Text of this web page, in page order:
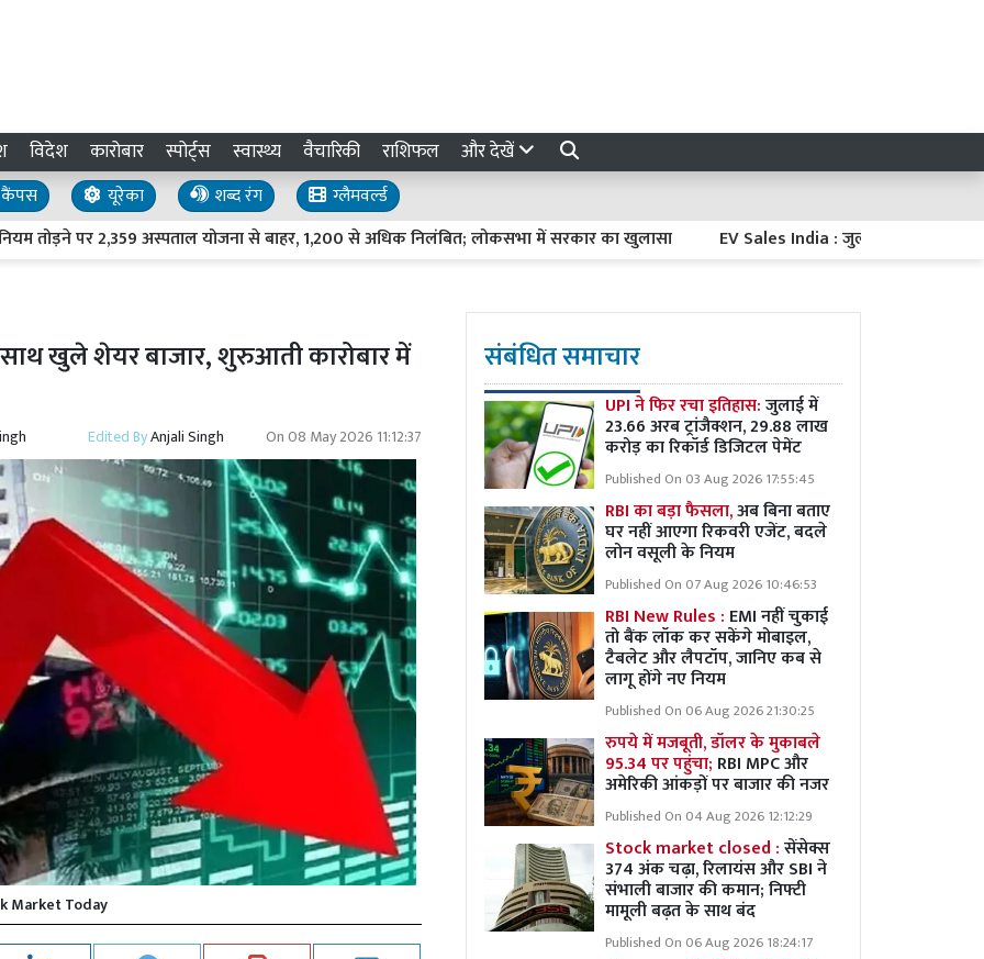
विदेश कारोबार स्पोर्ट्स स्वास्थ्य वैचारिकी राशिफल और देखें
यूरेका शब्द रंग
ग्लैमवर्ल्ड
पर 2,359 अस्पताल योजना से बाहर, 1,200 से अधिक निलंबित; लोकसभा में सरकार का खुलासा
EV Sales India : जुलाई 2026 में 3.27 लाख
खुले शेयर बाजार, शुरुआती कारोबार में
Edited ByAnjali Singh On08 May 2026 11:12:37
Market Today
संबंधित समाचार
UPI ने फिर रचा इतिहास:जुलाई में
23.66 अरब ट्रांजैक्शन, 29.88 लाख
करोड़ का रिकॉर्ड डिजिटल पेमेंट
Published On 03 Aug 2026 17:55:45
RBI का बड़ा फैसला,अब बिना बताए
घर नहीं आएगा रिकवरी एजेंट, बदले
लोन वसूली के नियम
Published On 07 Aug 2026 10:46:53
RBI New Rules : EMI नहीं चुकाई
तो बैंक लॉक कर सकेंगे मोबाइल,
टैबलेट और लैपटॉप, जानिए कब से
लागू होंगे नए नियम
Published On 06 Aug 2026 21:30:25
रुपये में मजबूती, डॉलर के मुकाबले
95.34 पर पहुंचा; RBI MPC और
अमेरिकी आंकड़ों पर बाजार की नजर
Published On 04 Aug 2026 12:12:29
Stock market closed :सेंसेक्स
374 अंक चढ़ा, रिलायंस और SBI ने
संभाली बाजार की कमान; निफ्टी
मामूली बढ़त के साथ बंद
Published On 06 Aug 2026 18:24:17